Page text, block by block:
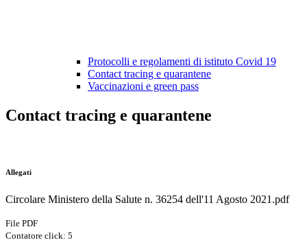
Protocolli e regolamenti di istituto Covid 19
Contact tracing e quarantene
Vaccinazioni e green pass
Contact tracing e quarantene
Allegati
Circolare Ministero della Salute n. 36254 dell'11 Agosto 2021.pdf
File PDF
Contatore click: 5